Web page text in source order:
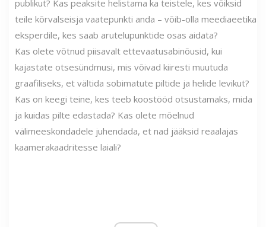
publikut? Kas peaksite helistama ka teistele, kes võiksid
teile kõrvalseisja vaatepunkti anda – võib-olla meediaeetika
eksperdile, kes saab arutelupunktide osas aidata?
Kas olete võtnud piisavalt ettevaatusabinõusid, kui
kajastate otsesündmusi, mis võivad kiiresti muutuda
graafiliseks, et vältida sobimatute piltide ja helide levikut?
Kas on keegi teine, kes teeb koostööd otsustamaks, mida
ja kuidas pilte edastada? Kas olete mõelnud
välimeeskondadele juhendada, et nad jääksid reaalajas
kaamerakaadritesse laiali?